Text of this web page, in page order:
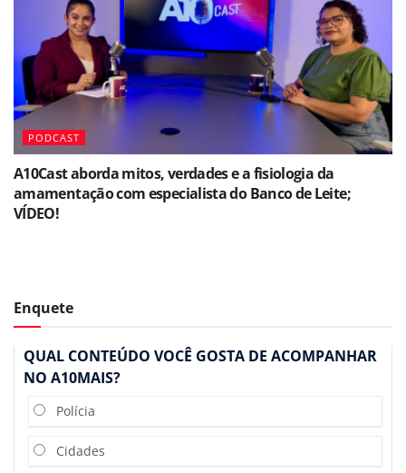
PODCAST
A10Cast aborda mitos, verdades e a fisiologia da
amamentação com especialista do Banco de Leite;
VÍDEO!
Enquete
QUAL CONTEÚDO VOCÊ GOSTA DE ACOMPANHAR
NO A10MAIS?
Polícia
Cidades